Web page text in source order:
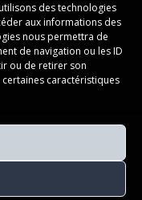
des technologies
aux informations des
nous permettra de
de navigation ou les ID
ou de retirer son
caractéristiques